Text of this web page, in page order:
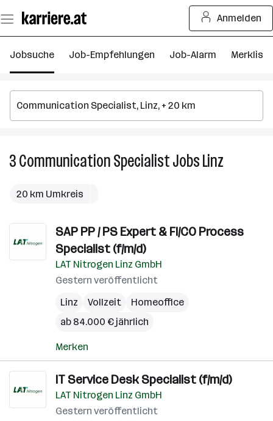
Seiteninhalt
springen
Anmelden
Jobsuche Job-Empfehlungen Job-Alarm Merkliste
3Communication SpecialistJobsLinz
Linz
20 km Umkreis
SAP PP / PS Expert & FI/CO Process
Specialist (f/m/d)
LAT Nitrogen Linz GmbH
Gestern veröffentlicht
Linz
Vollzeit
Homeoffice
ab 84.000 € jährlich
Merken
IT Service Desk Specialist (f/m/d)
LAT Nitrogen Linz GmbH
Gestern veröffentlicht